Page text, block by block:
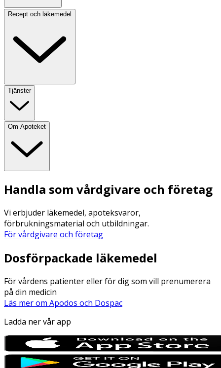
Recept och läkemedel
Tjänster
Om Apoteket
Handla som vårdgivare och företag
Vi erbjuder läkemedel, apoteksvaror,
förbrukningsmaterial och utbildningar.
För vårdgivare och företag
Dosförpackade läkemedel
För vårdens patienter eller för dig som vill prenumerera
på din medicin
Läs mer om Apodos och Dospac
Ladda ner vår app